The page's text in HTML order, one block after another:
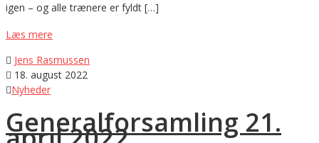
igen – og alle trænere er fyldt […]
Læs mere
 Jens Rasmussen
 18. august 2022
Nyheder
Generalforsamling 21.